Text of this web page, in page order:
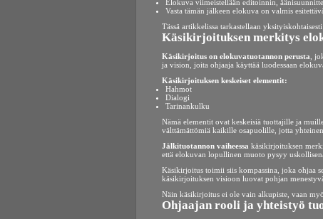
Elokuva viimeistellään editoinnin,
Vasta tämän jälkeen elokuva on valmis
Tässä artikkelissa tarkastellaan yksityiskohtaisesti
Käsikirjoituksen merkitys
Käsikirjoitus on elokuvatuotannon perusta ,
ja vision, joita ohjaaja käyttää luodessaan
Käsikirjoituksen keskeiset elementit:
Hahmot
Dialogi
Tarinankulku
Nämä elementit ovat keskeisiä tuottajille ja
välttämättömiä kaikille osapuolille, jotta yhteinen
Jälkituotannon vaiheessa käsikirjoituksen
että elokuvan lopullinen muoto pysyy
Käsikirjoitus toimii siis kompassina, joka ohjaa
käsikirjoituksen visioon luovat pohjan
Näin käsikirjoitus ei ole vain alkupiste, vaan
Ohjaajan rooli ja yhteistyö